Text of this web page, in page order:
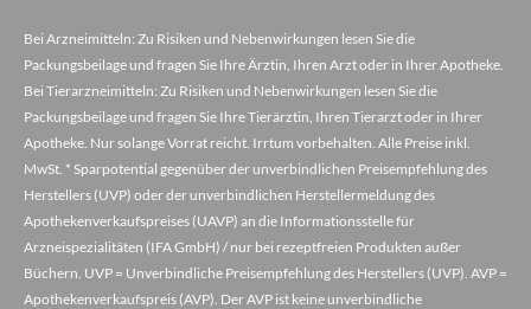
Bei Arzneimitteln: Zu Risiken und Nebenwirkungen lesen Sie die
Packungsbeilage und fragen Sie Ihre Ärztin, Ihren Arzt oder in Ihrer Apotheke.
Bei Tierarzneimitteln: Zu Risiken und Nebenwirkungen lesen Sie die
Packungsbeilage und fragen Sie Ihre Tierärztin, Ihren Tierarzt oder in Ihrer
Apotheke. Nur solange Vorrat reicht. Irrtum vorbehalten. Alle Preise inkl.
MwSt. * Sparpotential gegenüber der unverbindlichen Preisempfehlung des
Herstellers (UVP) oder der unverbindlichen Herstellermeldung des
Apothekenverkaufspreises (UAVP) an die Informationsstelle für
Arzneispezialitäten (IFA GmbH) / nur bei rezeptfreien Produkten außer
Büchern. UVP = Unverbindliche Preisempfehlung des Herstellers (UVP). AVP =
Apothekenverkaufspreis (AVP). Der AVP ist keine unverbindliche